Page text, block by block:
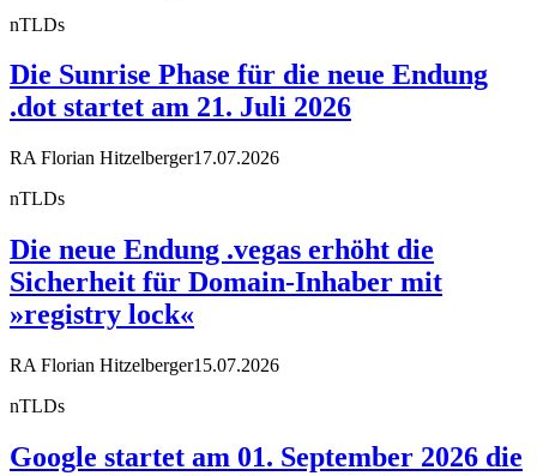
nTLDs
Die Sunrise Phase für die neue Endung
.dot startet am 21. Juli 2026
RA Florian Hitzelberger17.07.2026
nTLDs
Die neue Endung .vegas erhöht die
Sicherheit für Domain-Inhaber mit
»registry lock«
RA Florian Hitzelberger15.07.2026
nTLDs
Google startet am 01. September 2026 die